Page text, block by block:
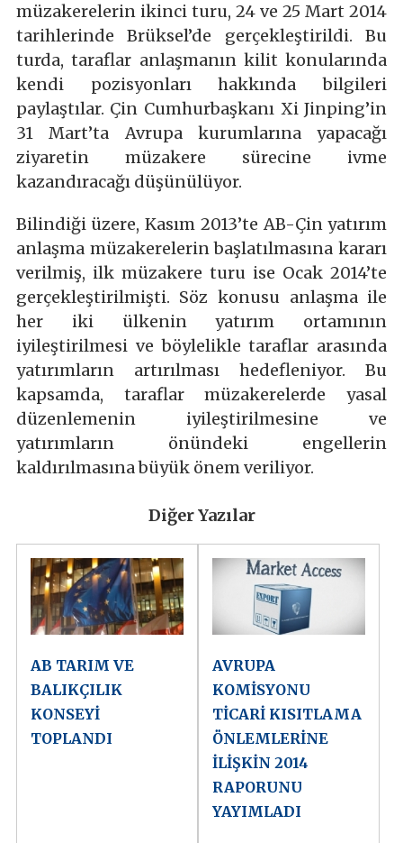
müzakerelerin ikinci turu, 24 ve 25 Mart 2014
tarihlerinde Brüksel’de gerçekleştirildi. Bu
turda, taraflar anlaşmanın kilit konularında
kendi pozisyonları hakkında bilgileri
paylaştılar. Çin Cumhurbaşkanı Xi Jinping’in
31 Mart’ta Avrupa kurumlarına yapacağı
ziyaretin müzakere sürecine ivme
kazandıracağı düşünülüyor.
Bilindiği üzere, Kasım 2013’te AB-Çin yatırım
anlaşma müzakerelerin başlatılmasına kararı
verilmiş, ilk müzakere turu ise Ocak 2014’te
gerçekleştirilmişti. Söz konusu anlaşma ile
her iki ülkenin yatırım ortamının
iyileştirilmesi ve böylelikle taraflar arasında
yatırımların artırılması hedefleniyor. Bu
kapsamda, taraflar müzakerelerde yasal
düzenlemenin iyileştirilmesine ve
yatırımların önündeki engellerin
kaldırılmasına büyük önem veriliyor.
Diğer Yazılar
AB TARIM VE
BALIKÇILIK
KONSEYİ
TOPLANDI
AVRUPA
KOMİSYONU
TİCARİ KISITLAMA
ÖNLEMLERİNE
İLİŞKİN 2014
RAPORUNU
YAYIMLADI